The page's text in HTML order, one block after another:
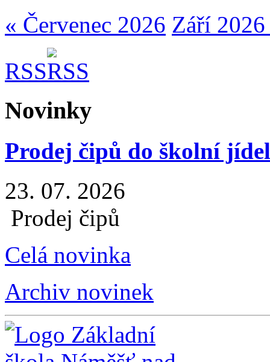
« Červenec 2026 Září
RSS
Novinky
Prodej čipů do školní
23. 07. 2026
Prodej čipů
Celá novinka
Archiv novinek